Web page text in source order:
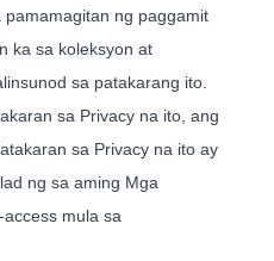
ng paggamit
ka sa koleksyon at
sa patakarang ito.
sa Privacy na ito, ang
sa Privacy na ito ay
ng sa aming Mga
mula sa